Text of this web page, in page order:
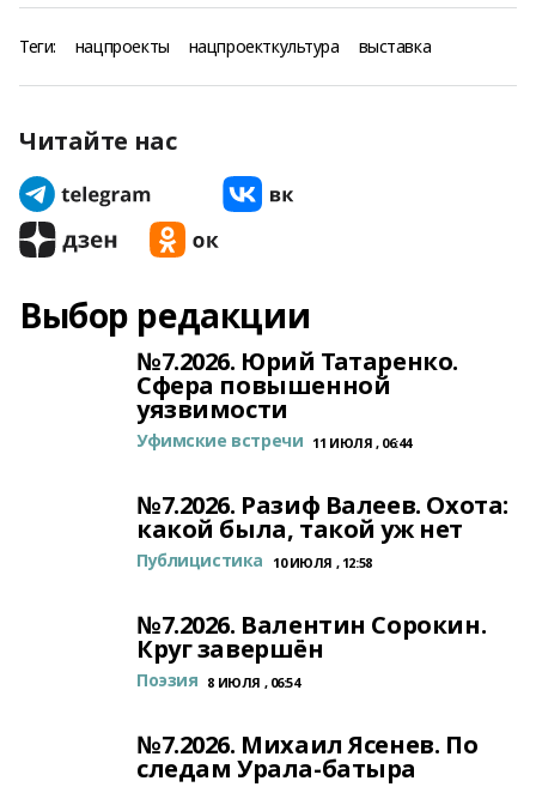
Теги: нацпроекты нацпроекткультура выставка
Читайте нас
Выбор редакции
№7.2026. Юрий Татаренко.
Сфера повышенной
уязвимости
Уфимские встречи 11 ИЮЛЯ , 06:44
№7.2026. Разиф Валеев. Охота:
какой была, такой уж нет
Публицистика 10 ИЮЛЯ , 12:58
№7.2026. Валентин Сорокин.
Круг завершён
Поэзия 8 ИЮЛЯ , 06:54
№7.2026. Михаил Ясенев. По
следам Урала-батыра